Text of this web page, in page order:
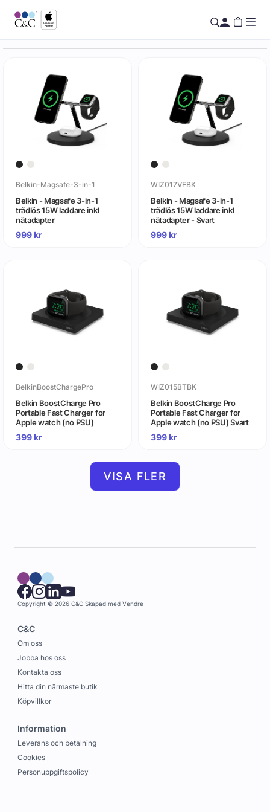
Belkin-Magsafe-3-in-1
Belkin - Magsafe 3-in-1
trådlös 15W laddare inkl
nätadapter
999kr
WIZ017VFBK
Belkin - Magsafe 3-in-1
trådlös 15W laddare inkl
nätadapter - Svart
999kr
BelkinBoostChargePro
Belkin BoostCharge Pro
Portable Fast Charger for
Apple watch (no PSU)
399kr
WIZ015BTBK
Belkin BoostCharge Pro
Portable Fast Charger for
Apple watch (no PSU) Svart
399kr
VISA FLER
Copyright © 2026 C&C Skapad med Vendre
C&C
Om oss
Jobba hos oss
Kontakta oss
Hitta din närmaste butik
Köpvillkor
Information
Leverans och betalning
Cookies
Personuppgiftspolicy